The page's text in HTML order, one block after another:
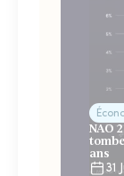
NAO
ans
31